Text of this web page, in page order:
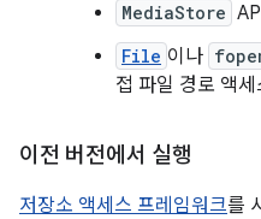
MediaStore
File 이나
접 파일 경로 액세
이전 버전에서 실행
저장소 액세스 프레임워크를